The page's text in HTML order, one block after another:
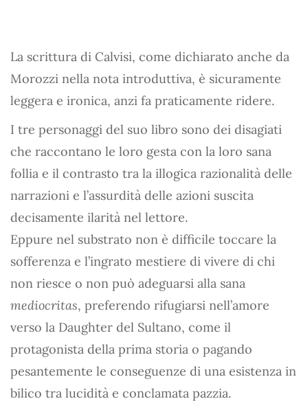
La scrittura di Calvisi, come dichiarato anche da
Morozzi nella nota introduttiva, è sicuramente
leggera e ironica, anzi fa praticamente ridere.
I tre personaggi del suo libro sono dei disagiati
che raccontano le loro gesta con la loro sana
follia e il contrasto tra la illogica razionalità delle
narrazioni e l’assurdità delle azioni suscita
decisamente ilarità nel lettore.
Eppure nel substrato non è difficile toccare la
sofferenza e l’ingrato mestiere di vivere di chi
non riesce o non può adeguarsi alla sana
mediocritas, preferendo rifugiarsi nell’amore
verso la Daughter del Sultano, come il
protagonista della prima storia o pagando
pesantemente le conseguenze di una esistenza in
bilico tra lucidità e conclamata pazzia.